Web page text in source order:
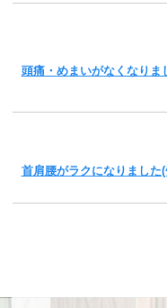
頭痛・めまいがなくなりま
首肩腰がラクになりました